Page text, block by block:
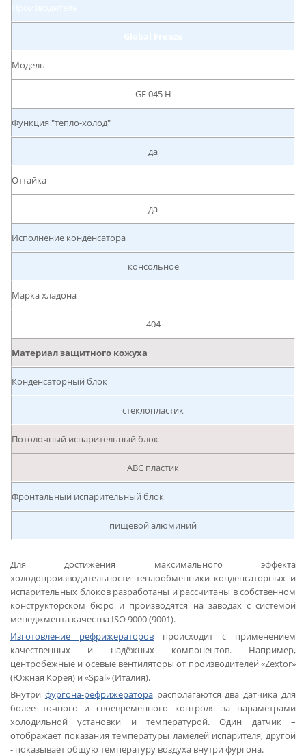
Модель
GF 045 H
Функция "тепло-холод"
да
Оттайка
да
Исполнение конденсатора
консольное
Марка хладона
404
Материал защитного кожуха
Конденсаторный блок
стеклопластик
Потолочный испарительный блок
АВС пластик
Фронтальный испарительный блок
пищевой алюминий
Для достижения максимального эффекта
холодопроизводительности теплообменники конденсаторных и
испарительных блоков разработаны и рассчитаны в собственном
конструкторском бюро и производятся на заводах с системой
менеджмента качества ISO 9000 (9001).
Изготовление рефрижераторов происходит с применением
качественных и надёжных компонентов. Например,
центробежные и осевые вентиляторы от производителей «Zextor»
(Южная Корея) и «Spal» (Италия).
Внутри фургона-рефрижераторарасполагаются два датчика для
более точного и своевременного контроля за параметрами
холодильной установки и температурой. Один датчик –
отображает показания температуры ламелей испарителя, другой
- показывает общую температуру воздуха внутри фургона.